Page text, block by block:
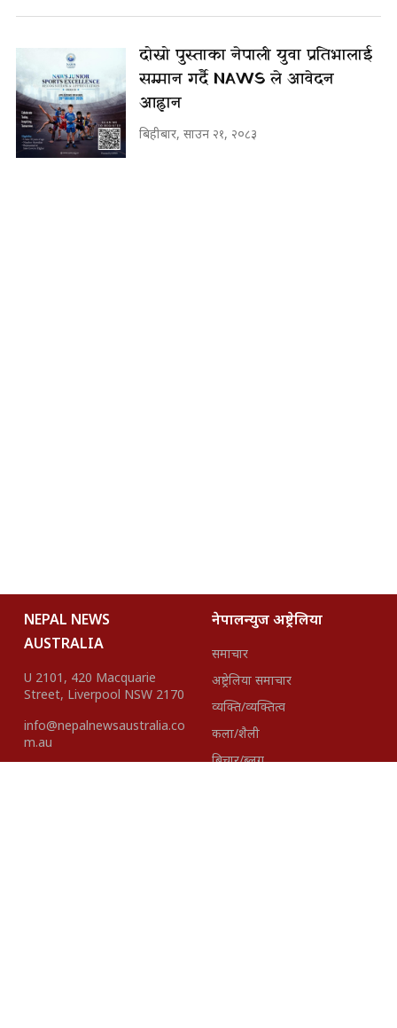
दोस्रो पुस्ताका नेपाली युवा प्रतिभालाई
सम्मान गर्दै NAWS ले आवेदन
आह्वान
बिहीबार, साउन २१, २०८३
NEPAL NEWS
AUSTRALIA
U 2101, 420 Macquarie
Street, Liverpool NSW 2170
info@nepalnewsaustralia.co
m.au
नेपालन्युज अष्ट्रेलिया
समाचार
अष्ट्रेलिया समाचार
व्यक्ति/व्यक्तित्व
कला/शैली
बिचार/ब्लग